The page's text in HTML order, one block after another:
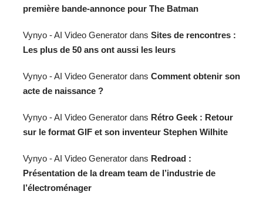
première bande-annonce pour The Batman
Vynyo - AI Video Generator dans Sites de rencontres :
Les plus de 50 ans ont aussi les leurs
Vynyo - AI Video Generator dans Comment obtenir son
acte de naissance ?
Vynyo - AI Video Generator dans Rétro Geek : Retour
sur le format GIF et son inventeur Stephen Wilhite
Vynyo - AI Video Generator dans Redroad :
Présentation de la dream team de l’industrie de
l’électroménager